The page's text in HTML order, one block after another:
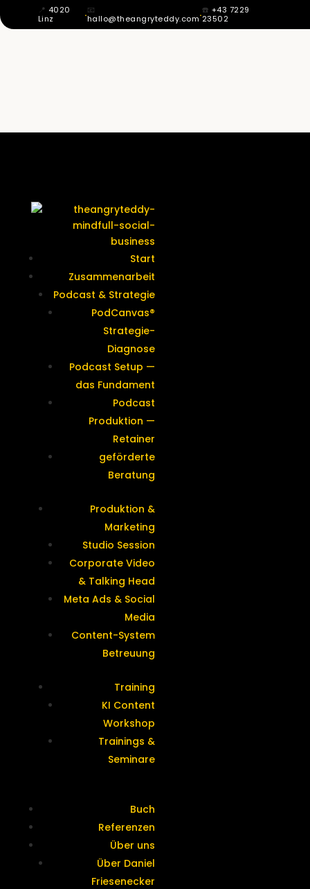
📍 4020
Linz
·📧
hallo@theangryteddy.com·☎️ +43 7229
23502
Start
Zusammenarbeit
Podcast & Strategie
PodCanvas®
Strategie-
Diagnose
Podcast Setup —
das Fundament
Podcast
Produktion —
Retainer
geförderte
Beratung
Produktion &
Marketing
Studio Session
Corporate Video
& Talking Head
Meta Ads & Social
Media
Content-System
Betreuung
Training
KI Content
Workshop
Trainings &
Seminare
Buch
Referenzen
Über uns
Über Daniel
Friesenecker